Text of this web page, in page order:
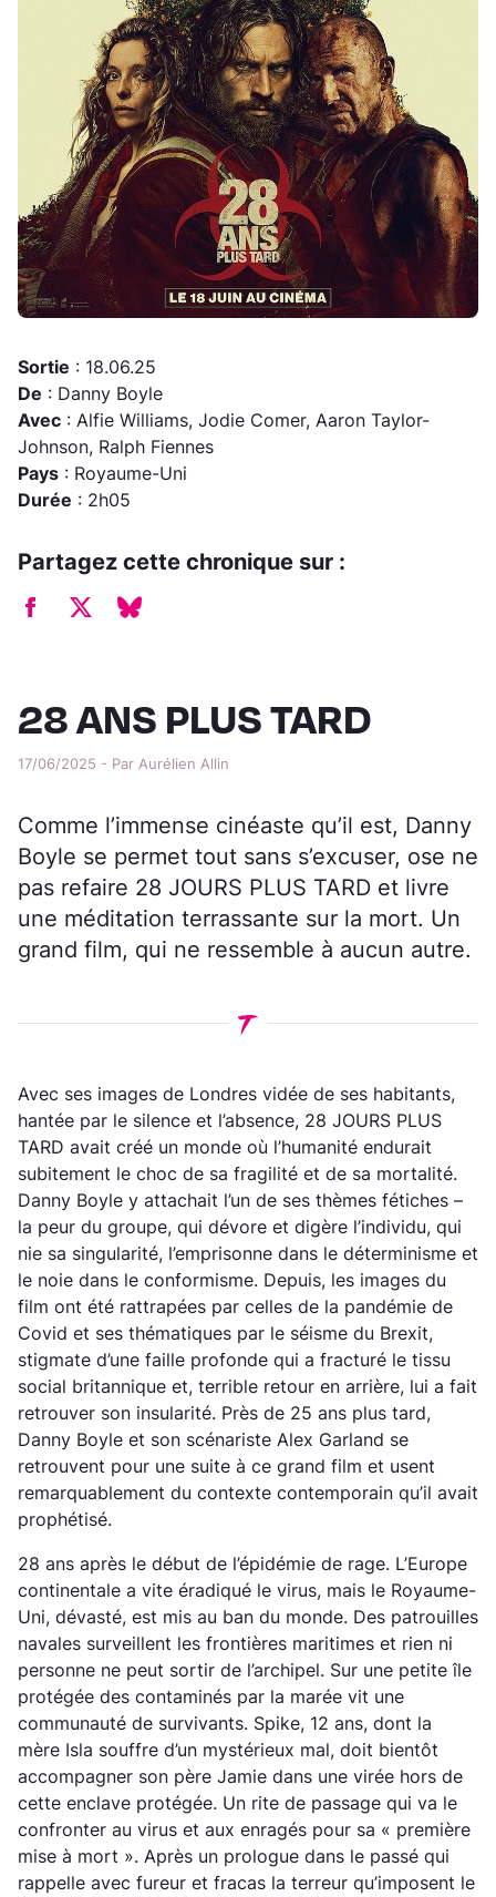
28 ANS PLUS TARD
17/06/2025 - Par Aurélien Allin
Comme l’immense cinéaste qu’il est, Danny
Boyle se permet tout sans s’excuser, ose ne
pas refaire 28 JOURS PLUS TARD et livre
une méditation terrassante sur la mort. Un
grand film, qui ne ressemble à aucun autre.
Avec ses images de Londres vidée de ses habitants,
hantée par le silence et l’absence, 28 JOURS PLUS
TARD avait créé un monde où l’humanité endurait
subitement le choc de sa fragilité et de sa mortalité.
Danny Boyle y attachait l’un de ses thèmes fétiches –
la peur du groupe, qui dévore et digère l’individu, qui
nie sa singularité, l’emprisonne dans le déterminisme et
le noie dans le conformisme. Depuis, les images du
film ont été rattrapées par celles de la pandémie de
Covid et ses thématiques par le séisme du Brexit,
stigmate d’une faille profonde qui a fracturé le tissu
social britannique et, terrible retour en arrière, lui a fait
retrouver son insularité. Près de 25 ans plus tard,
Danny Boyle et son scénariste Alex Garland se
retrouvent pour une suite à ce grand film et usent
remarquablement du contexte contemporain qu’il avait
prophétisé.
28 ans après le début de l’épidémie de rage. L’Europe
continentale a vite éradiqué le virus, mais le Royaume-
Uni, dévasté, est mis au ban du monde. Des patrouilles
navales surveillent les frontières maritimes et rien ni
personne ne peut sortir de l’archipel. Sur une petite île
protégée des contaminés par la marée vit une
communauté de survivants. Spike, 12 ans, dont la
mère Isla souffre d’un mystérieux mal, doit bientôt
accompagner son père Jamie dans une virée hors de
cette enclave protégée. Un rite de passage qui va le
confronter au virus et aux enragés pour sa « première
mise à mort ». Après un prologue dans le passé qui
rappelle avec fureur et fracas la terreur qu’imposent le
Sortie : 18.06.25
De : Danny Boyle
Avec : Alfie Williams, Jodie Comer, Aaron Taylor-
Johnson, Ralph Fiennes
Pays : Royaume-Uni
Durée : 2h05
Partagez cette chronique sur :